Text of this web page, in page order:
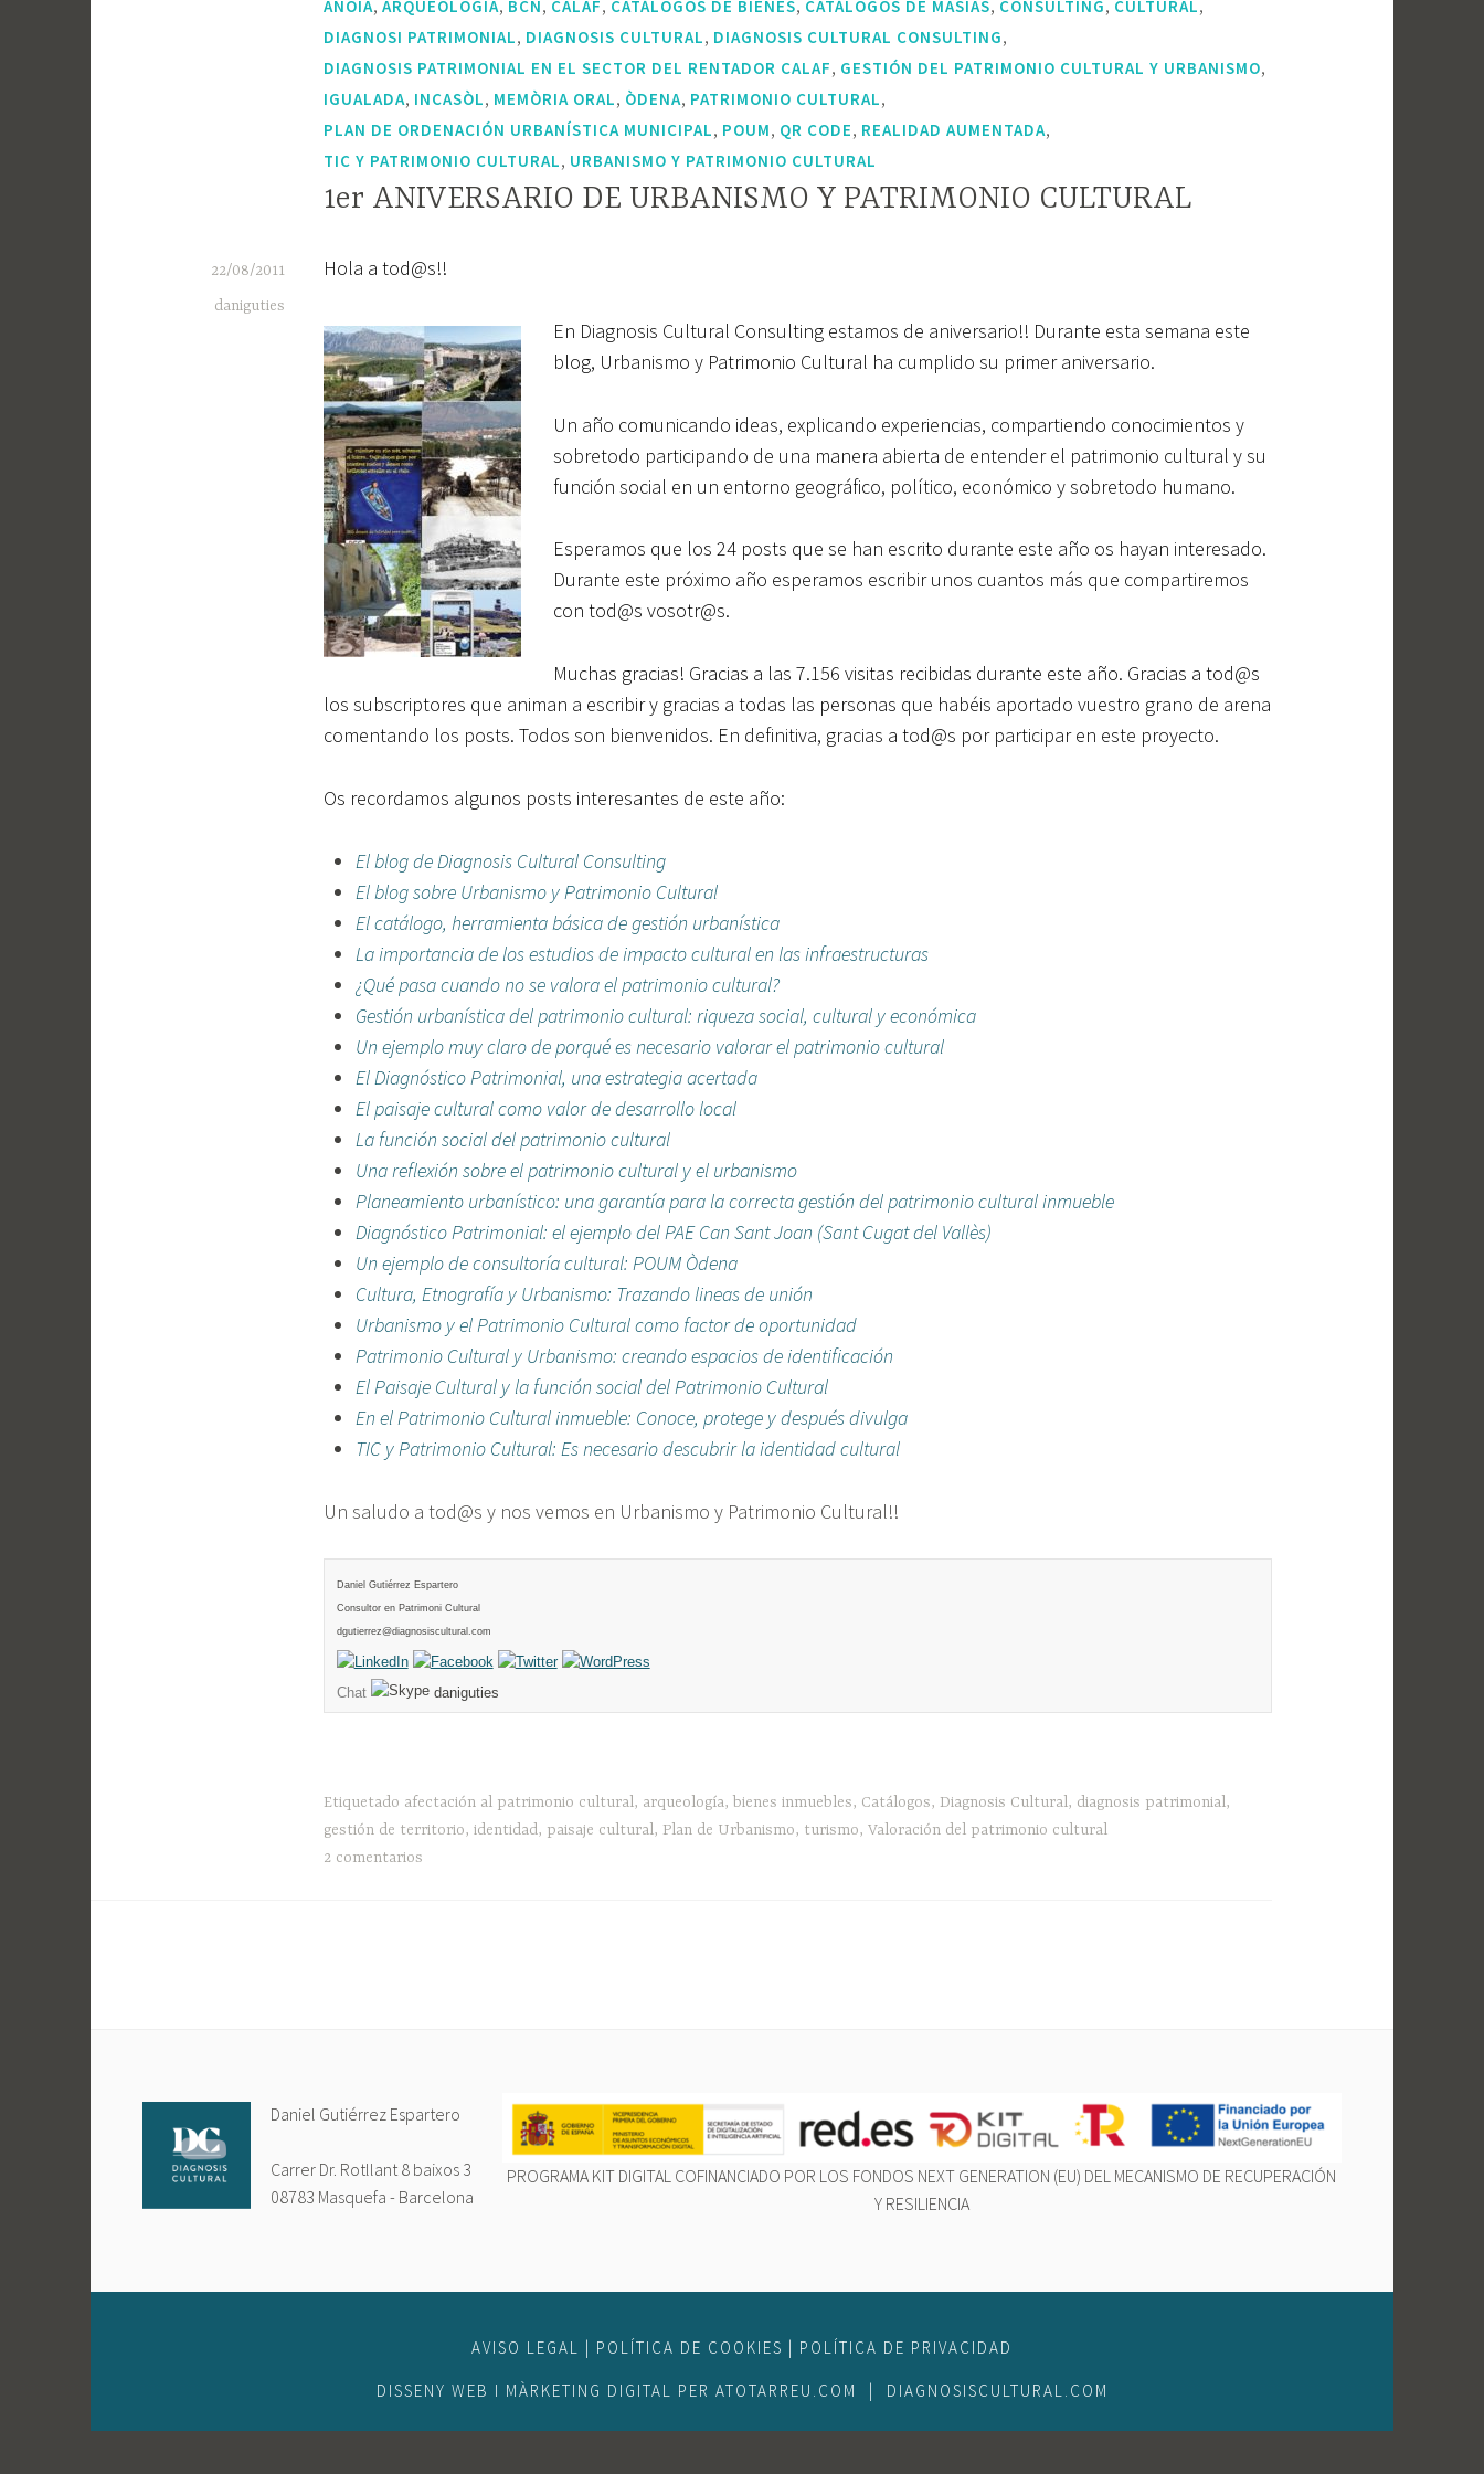
ANOIA ARQUEOLOGIA BCN CALAF CATÁLOGOS DE BIENES CATÁLOGOS DE MASIAS CONSULTING CULTURAL
DIAGNOSI PATRIMONIAL, DIAGNOSIS CULTURAL, DIAGNOSIS CULTURAL CONSULTING,
DIAGNOSIS PATRIMONIAL EN EL SECTOR DEL RENTADOR CALAF, GESTIÓN DEL PATRIMONIO CULTURAL Y URBANISMO,
IGUALADA, INCASÒL, MEMÒRIA ORAL, ÒDENA, PATRIMONIO CULTURAL,
PLAN DE ORDENACIÓN URBANÍSTICA MUNICIPAL, POUM, QR CODE, REALIDAD AUMENTADA,
TIC Y PATRIMONIO CULTURAL, URBANISMO Y PATRIMONIO CULTURAL
1er ANIVERSARIO DE URBANISMO Y PATRIMONIO CULTURAL
22/08/2011
daniguties
Hola a tod@s!!
En Diagnosis Cultural Consulting estamos de aniversario!! Durante esta semana este
blog, Urbanismo y Patrimonio Cultural ha cumplido su primer aniversario.
Un año comunicando ideas, explicando experiencias, compartiendo conocimientos y
sobretodo participando de una manera abierta de entender el patrimonio cultural y su
función social en un entorno geográfico, político, económico y sobretodo humano.
Esperamos que los 24 posts que se han escrito durante este año os hayan interesado.
Durante este próximo año esperamos escribir unos cuantos más que compartiremos
con tod@s vosotr@s.
Muchas gracias! Gracias a las 7.156 visitas recibidas durante este año. Gracias a tod@s
los subscriptores que animan a escribir y gracias a todas las personas que habéis aportado vuestro grano de arena
comentando los posts. Todos son bienvenidos. En definitiva, gracias a tod@s por participar en este proyecto.
Os recordamos algunos posts interesantes de este año:
El blog de Diagnosis Cultural Consulting
El blog sobre Urbanismo y Patrimonio Cultural
El catálogo, herramienta básica de gestión urbanística
La importancia de los estudios de impacto cultural en las infraestructuras
¿Qué pasa cuando no se valora el patrimonio cultural?
Gestión urbanística del patrimonio cultural: riqueza social, cultural y económica
Un ejemplo muy claro de porqué es necesario valorar el patrimonio cultural
El Diagnóstico Patrimonial, una estrategia acertada
El paisaje cultural como valor de desarrollo local
La función social del patrimonio cultural
Una reflexión sobre el patrimonio cultural y el urbanismo
Planeamiento urbanístico: una garantía para la correcta gestión del patrimonio cultural inmueble
Diagnóstico Patrimonial: el ejemplo del PAE Can Sant Joan (Sant Cugat del Vallès)
Un ejemplo de consultoría cultural: POUM Òdena
Cultura, Etnografía y Urbanismo: Trazando lineas de unión
Urbanismo y el Patrimonio Cultural como factor de oportunidad
Patrimonio Cultural y Urbanismo: creando espacios de identificación
El Paisaje Cultural y la función social del Patrimonio Cultural
En el Patrimonio Cultural inmueble: Conoce, protege y después divulga
TIC y Patrimonio Cultural: Es necesario descubrir la identidad cultural
Un saludo a tod@s y nos vemos en Urbanismo y Patrimonio Cultural!!
Daniel Gutiérrez Espartero
Consultor en Patrimoni Cultural
dgutierrez@diagnosiscultural.com
Chat daniguties
Etiquetado afectación al patrimonio cultural, arqueología, bienes inmuebles, Catálogos, Diagnosis Cultural, diagnosis patrimonial,
gestión de territorio, identidad, paisaje cultural, Plan de Urbanismo, turismo, Valoración del patrimonio cultural
2 comentarios
Daniel Gutiérrez Espartero
Carrer Dr. Rotllant 8 baixos 3
08783 Masquefa - Barcelona
PROGRAMA KIT DIGITAL COFINANCIADO POR LOS FONDOS NEXT GENERATION (EU) DEL MECANISMO DE RECUPERACIÓN
Y RESILIENCIA
AVISO LEGAL POLÍTICA DE COOKIES POLÍTICA DE PRIVACIDAD
DISSENY WEB I MÀRKETING DIGITAL PER ATOTARREU.COM DIAGNOSISCULTURAL.COM